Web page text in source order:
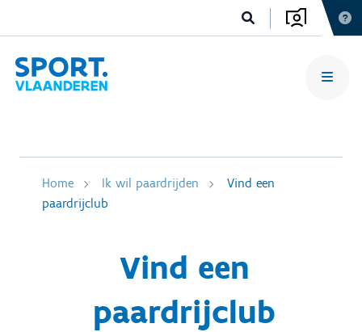
Home Ik wil paardrijden
Vind een
paardrijclub
Vind een
paardrijclub